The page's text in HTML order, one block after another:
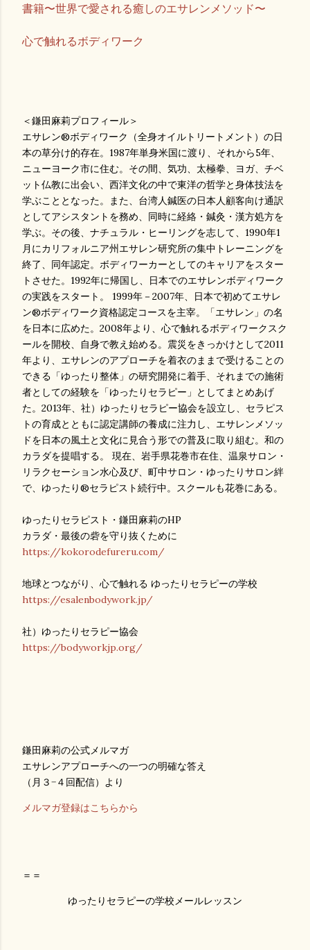
書籍〜世界で愛される癒しのエサレンメソッド〜
心で触れるボディワーク
＜鎌田麻莉プロフィール＞
エサレン®ボディワーク（全身オイルトリートメント）の日
本の草分け的存在。1987年単身米国に渡り、それから5年、
ニューヨーク市に住む。その間、気功、太極拳、ヨガ、チベ
ット仏教に出会い、西洋文化の中で東洋の哲学と身体技法を
学ぶこととなった。また、台湾人鍼医の日本人顧客向け通訳
としてアシスタントを務め、同時に経絡・鍼灸・漢方処方を
学ぶ。その後、ナチュラル・ヒーリングを志して、1990年1
月にカリフォルニア州エサレン研究所の集中トレーニングを
終了、同年認定。ボディワーカーとしてのキャリアをスター
トさせた。1992年に帰国し、日本でのエサレンボディワーク
の実践をスタート。 1999年－2007年、日本で初めてエサレ
ン®ボディワーク資格認定コースを主宰。「エサレン」の名
を日本に広めた。2008年より、心で触れるボディワークスク
ールを開校、自身で教え始める。震災をきっかけとして2011
年より、エサレンのアプローチを着衣のままで受けることの
できる「ゆったり整体」の研究開発に着手、それまでの施術
者としての経験を「ゆったりセラピー」としてまとめあげ
た。2013年、社）ゆったりセラピー協会を設立し、セラピス
トの育成とともに認定講師の養成に注力し、エサレンメソッ
ドを日本の風土と文化に見合う形での普及に取り組む。和の
カラダを提唱する。 現在、岩手県花巻市在住、温泉サロン・
リラクセーション水心及び、町中サロン・ゆったりサロン絆
で、ゆったり®️セラピスト続行中。スクールも花巻にある。
ゆったりセラピスト・鎌田麻莉のHP
カラダ・最後の砦を守り抜くために
https://kokorodefureru.com/
地球とつながり、心で触れる ゆったりセラピーの学校
https://esalenbodywork.jp/
社）ゆったりセラピー協会
https://bodyworkjp.org/
鎌田麻莉の公式メルマガ
エサレンアプローチへの一つの明確な答え
（月３−４回配信）より
メルマガ登録はこちらから
＝＝
ゆったりセラピーの学校メールレッスン